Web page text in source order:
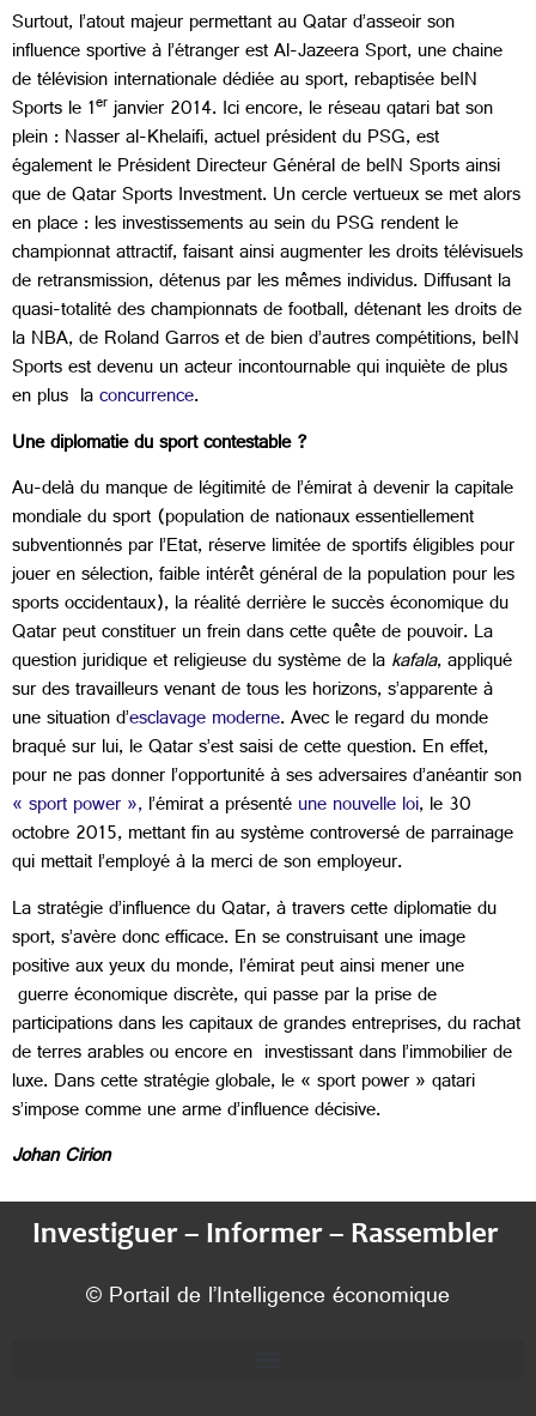
Surtout, l’atout majeur permettant au Qatar d’asseoir son
influence sportive à l’étranger est Al-Jazeera Sport, une chaine
de télévision internationale dédiée au sport, rebaptisée beIN
Sports le 1erjanvier 2014. Ici encore, le réseau qatari bat son
plein : Nasser al-Khelaifi, actuel président du PSG, est
également le Président Directeur Général de beIN Sports ainsi
que de Qatar Sports Investment. Un cercle vertueux se met alors
en place : les investissements au sein du PSG rendent le
championnat attractif, faisant ainsi augmenter les droits télévisuels
de retransmission, détenus par les mêmes individus. Diffusant la
quasi-totalité des championnats de football, détenant les droits de
la NBA, de Roland Garros et de bien d’autres compétitions, beIN
Sports est devenu un acteur incontournable qui inquiète de plus
en plus laconcurrence.
Une diplomatie du sport contestable ?
Au-delà du manque de légitimité de l’émirat à devenir la capitale
mondiale du sport (population de nationaux essentiellement
subventionnés par l’Etat, réserve limitée de sportifs éligibles pour
jouer en sélection, faible intérêt général de la population pour les
sports occidentaux), la réalité derrière le succès économique du
Qatar peut constituer un frein dans cette quête de pouvoir. La
question juridique et religieuse du système de lakafala, appliqué
sur des travailleurs venant de tous les horizons, s’apparente à
une situation d’esclavage moderne. Avec le regard du monde
braqué sur lui, le Qatar s’est saisi de cette question. En effet,
pour ne pas donner l’opportunité à ses adversaires d’anéantir son
« sport power », l’émirat a présentéune nouvelle loi, le 30
octobre 2015, mettant fin au système controversé de parrainage
qui mettait l’employé à la merci de son employeur.
La stratégie d’influence du Qatar, à travers cette diplomatie du
sport, s’avère donc efficace. En se construisant une image
positive aux yeux du monde, l’émirat peut ainsi mener une
guerre économique discrète, qui passe par la prise de
participations dans les capitaux de grandes entreprises, du rachat
de terres arables ou encore en investissant dans l’immobilier de
luxe. Dans cette stratégie globale, le « sport power » qatari
s’impose comme une arme d’influence décisive.
Johan Cirion
Investiguer – Informer – Rassembler
© Portail de l’Intelligence économique